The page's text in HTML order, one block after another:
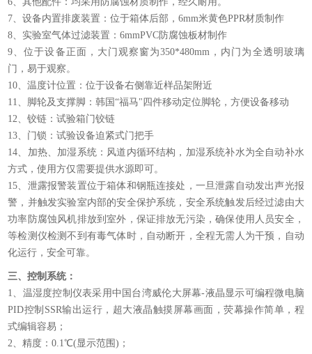
7、设备内置排废装置：位于箱体后部，6mm米黄色PPR材质制作
8、实验室气体过滤装置：6mmPVC防腐蚀板材制作
9、位于设备正面，大门观察窗为350*480mm，内门为全透明玻璃
门，易于观察。
10、温度计位置：位于设备右侧靠近样品架附近
11、脚轮及支撑脚：韩国“福马"四件移动定位脚轮，方便设备移动
12、铰链：试验箱门铰链
13、门锁：试验设备迫紧式门把手
14、加热、加湿系统：风道内循环结构，加湿系统补水为全自动补水
方式，使用方仅需要提供水源即可。
15、泄露报警装置位于箱体和钢瓶连接处，一旦泄露自动发出声光报
警，并触发实验室内部的安全保护系统，安全系统触发后经过滤由大
功率防腐蚀风机排放到室外，保证排放无污染，确保使用人员安全，
等检测仪检测不到有毒气体时，自动断开，全程无需人为干预，自动
化运行，安全可靠。
三、控制系统：
1、温湿度控制仪表采用中国台湾威伦大屏幕-液晶显示可编程微电脑
PID控制SSR输出运行，超大液晶触摸屏幕画面，荧幕操作简单，程
式编辑容易；
2、精度：0.1℃(显示范围)；